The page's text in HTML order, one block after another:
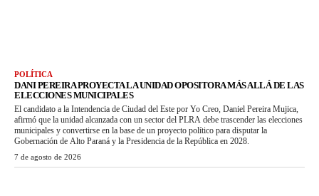
POLÍTICA
DANI PEREIRA PROYECTA LA UNIDAD OPOSITORA MÁS ALLÁ DE LAS
ELECCIONES MUNICIPALES
El candidato a la Intendencia de Ciudad del Este por Yo Creo, Daniel Pereira Mujica,
afirmó que la unidad alcanzada con un sector del PLRA debe trascender las elecciones
municipales y convertirse en la base de un proyecto político para disputar la
Gobernación de Alto Paraná y la Presidencia de la República en 2028.
7 de agosto de 2026